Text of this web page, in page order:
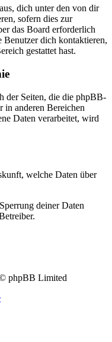
dich unter den von dir
sofern dies zur
das Board erforderlich
Benutzer dich kontaktieren,
gestattet hast.
der Seiten, die die phpBB-
in anderen Bereichen
Daten verarbeitet, wird
welche Daten über
deiner Daten
phpBB Limited